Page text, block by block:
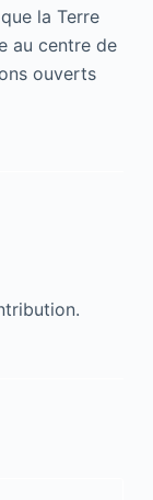
la Terre
au centre de
ouverts